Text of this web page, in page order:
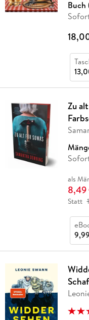
Buch
Zu
als
8,49
Statt